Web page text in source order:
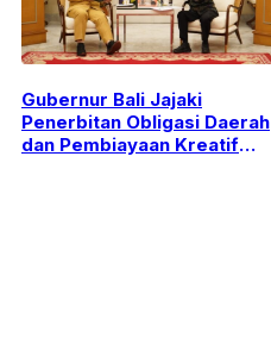
Gubernur Bali Jajaki
Penerbitan Obligasi Daerah
dan Pembiayaan Kreatif